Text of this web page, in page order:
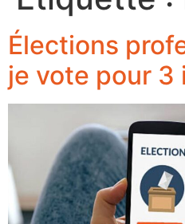
Élections
je vote pour 3